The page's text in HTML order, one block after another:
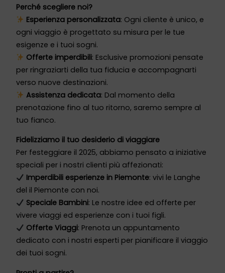
Perché scegliere noi?
Esperienza personalizzata: Ogni cliente è unico, e
ogni viaggio è progettato su misura per le tue
esigenze e i tuoi sogni.
Offerte imperdibili: Esclusive promozioni pensate
per ringraziarti della tua fiducia e accompagnarti
verso nuove destinazioni.
Assistenza dedicata: Dal momento della
prenotazione fino al tuo ritorno, saremo sempre al
tuo fianco.
Fidelizziamo il tuo desiderio di viaggiare
Per festeggiare il 2025, abbiamo pensato a iniziative
speciali per i nostri clienti più affezionati:
Imperdibili esperienze in Piemonte: vivi le Langhe
del il Piemonte con noi.
Speciale Bambini: Le nostre idee ed offerte per
vivere viaggi ed esperienze con i tuoi figli.
Offerte Viaggi: Prenota un appuntamento
dedicato con i nostri esperti per pianificare il viaggio
dei tuoi sogni.